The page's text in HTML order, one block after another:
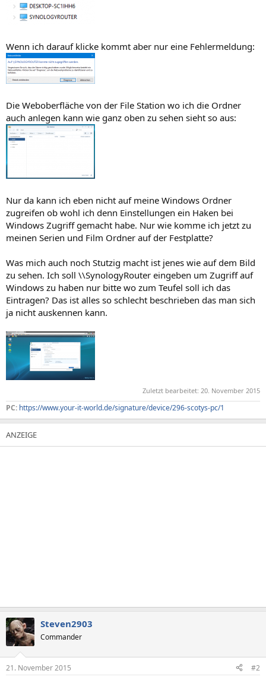
Wenn ich darauf klicke kommt aber nur eine Fehlermeldung:
Die Weboberfläche von der File Station wo ich die Ordner
auch anlegen kann wie ganz oben zu sehen sieht so aus:
Nur da kann ich eben nicht auf meine Windows Ordner
zugreifen ob wohl ich denn Einstellungen ein Haken bei
Windows Zugriff gemacht habe. Nur wie komme ich jetzt zu
meinen Serien und Film Ordner auf der Festplatte?
Was mich auch noch Stutzig macht ist jenes wie auf dem Bild
zu sehen. Ich soll \\SynologyRouter eingeben um Zugriff auf
Windows zu haben nur bitte wo zum Teufel soll ich das
Eintragen? Das ist alles so schlecht beschrieben das man sich
ja nicht auskennen kann.
Zuletzt bearbeitet: 20. November 2015
PC: https://www.your-it-world.de/signature/device/296-scotys-pc/1
Steven2903
Commander
21. November 2015 #2